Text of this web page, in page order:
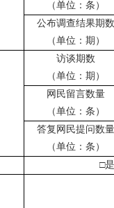
（单位：条）
公布调查结果期
（单位：期）
访谈期数
（单位：期）
网民留言数量
（单位：条）
答复网民提问数
（单位：条）